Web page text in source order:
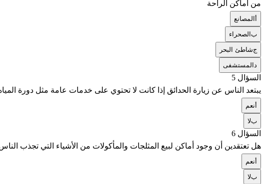
من أماكن الراحة
أ المصانع
ب الصحراء
جشاطئ البحر
د المستشفى
السؤال 5
يبتعد الناس عن زيارة الحدائق إذا كانت لا تحتوي على خدمات عامة مثل دورة
أنعم
بلا
السؤال 6
هل تعتقدين أن وجود أماكن لبيع المثلجات والمأكولات من الأشياء التي تجذب الناس
أنعم
بلا